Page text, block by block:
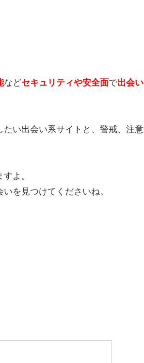
などセキュリティや安全面で出会い
い出会い系サイトと、警戒、注意
よ。
を見つけてくださいね。